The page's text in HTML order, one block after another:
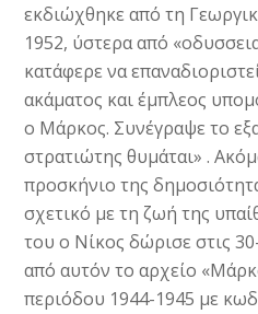
εκδιώχθηκε από τη
1952, ύστερα από
κατάφερε να
ακάματος και έμπλεος
ο Μάρκος. Συνέγραψε το
στρατιώτης θυμάται» .
προσκήνιο της
σχετικό με τη ζωή της
του ο Νίκος δώρισε στις
από αυτόν το αρχείο
περιόδου 1944-1945 με